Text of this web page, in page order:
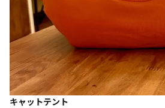
キャットテント